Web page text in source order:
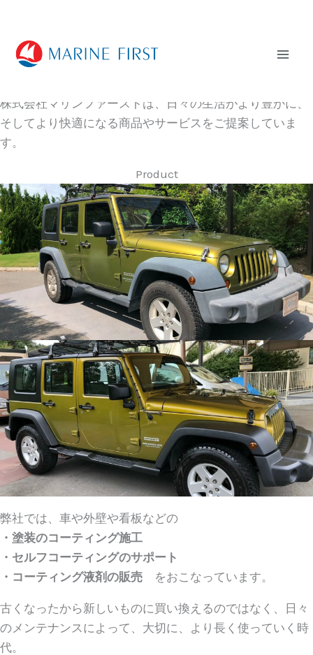
プ
株式会社マリンファーストは、日々の生活がより豊かに、
そしてより快適になる商品やサービスをご提案していま
す。
Product
弊社では、車や外壁や看板などの
・塗装のコーティング施工
・セルフコーティングのサポート
・コーティング液剤の販売 をおこなっています。
古くなったから新しいものに買い換えるのではなく、日々
のメンテナンスによって、大切に、より長く使っていく時
代。